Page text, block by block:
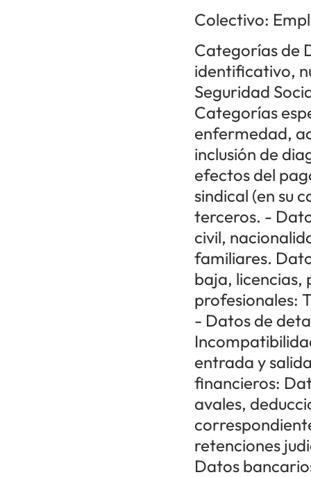
Colectivo:
Categorías de
identificativo,
Seguridad
Categorías
enfermedad,
inclusión de
efectos del
sindical (en su
terceros. -
civil,
familiares.
baja, licencias,
profesionales:
- Datos de
entrada y
financieros:
avales,
retenciones
Datos